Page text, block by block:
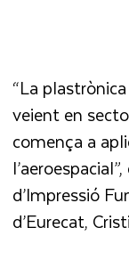
“La
veient en
comença a
d’Impressió
d’Eurecat,